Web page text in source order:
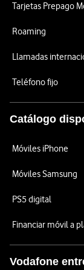
Tarjetas Prepago
Roaming
Llamadas
Teléfono fijo
Catálogo
Móviles iPhone
Móviles Samsung
PS5 digital
Financiar móvil a
Vodafone